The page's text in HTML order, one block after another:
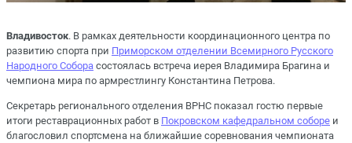
Владивосток. В рамках деятельности координационного центра по
развитию спорта при Приморском отделении Всемирного Русского
Народного Собора состоялась встреча иерея Владимира Брагина и
чемпиона мира по армрестлингу Константина Петрова.
Секретарь регионального отделения ВРНС показал гостю первые
итоги реставрационных работ в Покровском кафедральном соборе и
благословил спортсмена на ближайшие соревнования чемпионата